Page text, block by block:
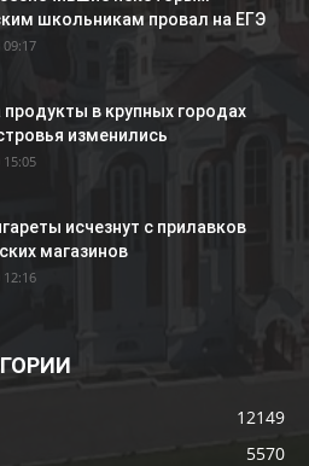
школьникам провал на ЕГЭ
в крупных городах
изменились
исчезнут с прилавков
магазинов
12149
5570